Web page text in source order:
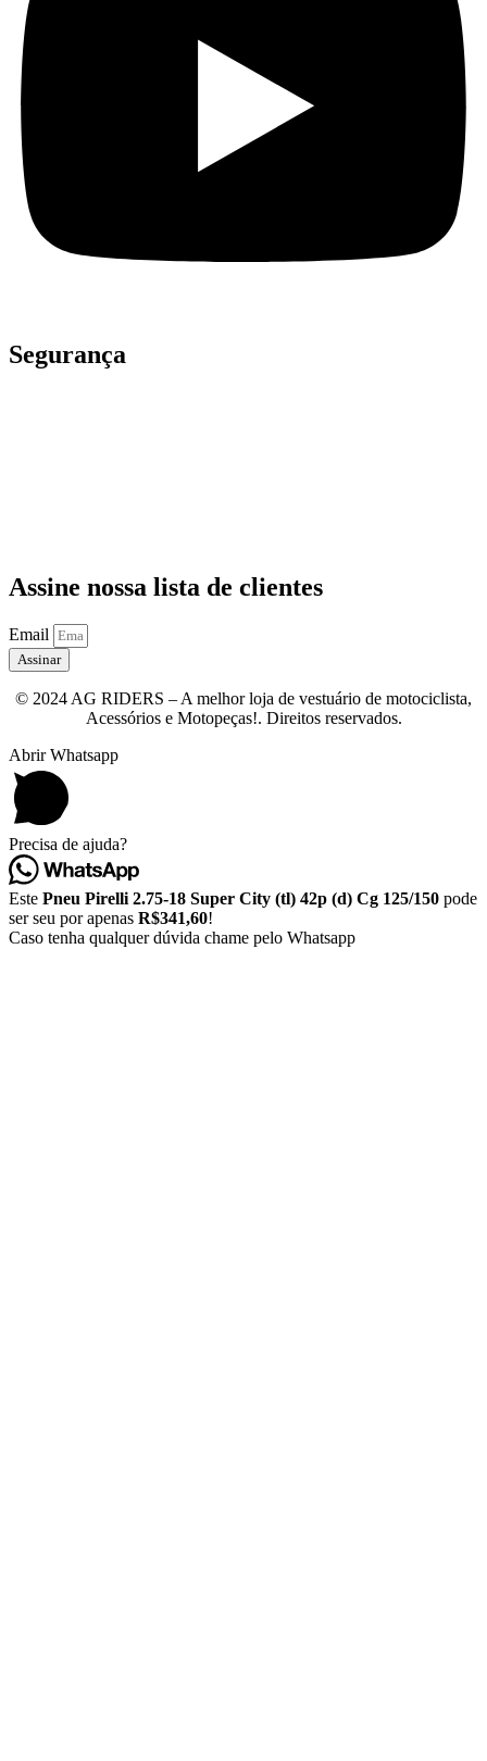
Segurança
Assine nossa lista de clientes
Email
Assinar
© 2024 AG RIDERS – A melhor loja de vestuário de motociclista,
Acessórios e Motopeças!. Direitos reservados.
Abrir Whatsapp
Precisa de ajuda?
Este Pneu Pirelli 2.75-18 Super City (tl) 42p (d) Cg 125/150 pode
ser seu por apenas R$341,60!
Caso tenha qualquer dúvida chame pelo Whatsapp